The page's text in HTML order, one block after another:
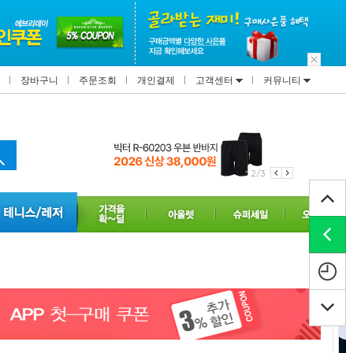
장바구니 주문조회 개인결제 고객센터 커뮤니티
2/3